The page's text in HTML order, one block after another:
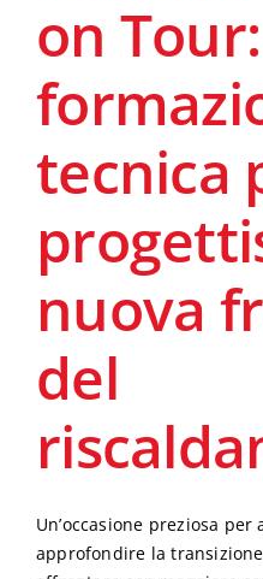
Progettisti
Archivio Video
on Tour:
tecnica
nuova
del
Un’occasione preziosa
approfondire la